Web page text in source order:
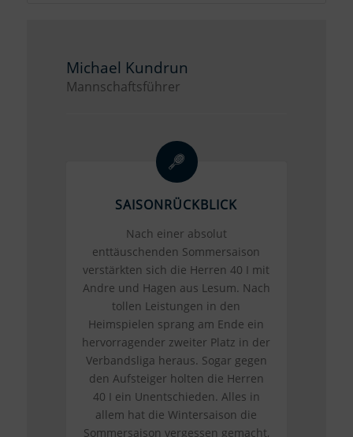
Michael Kundrun
Mannschaftsführer
SAISONRÜCKBLICK
Nach einer absolut
enttäuschenden Sommersaison
verstärkten sich die Herren 40 I mit
Andre und Hagen aus Lesum. Nach
tollen Leistungen in den
Heimspielen sprang am Ende ein
hervorragender zweiter Platz in der
Verbandsliga heraus. Sogar gegen
den Aufsteiger holten die Herren
40 I ein Unentschieden. Alles in
allem hat die Wintersaison die
Sommersaison vergessen gemacht,